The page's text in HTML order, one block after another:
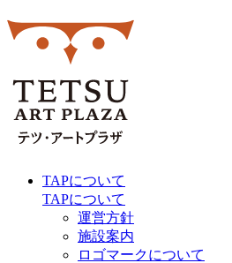
TAPについて
TAPについて
運営方針
施設案内
ロゴマークについて